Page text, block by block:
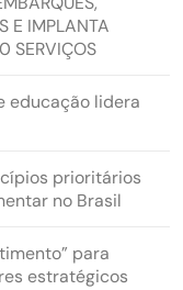
E IMPLANTA
SERVIÇOS
educação lidera
prioritários
no Brasil
para
estratégicos